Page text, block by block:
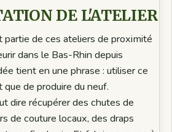
DE L'ATELIER
partie de ces ateliers de proximité
dans le Bas-Rhin depuis
tient en une phrase : utiliser ce
de produire du neuf.
dire récupérer des chutes de
de couture locaux, des draps